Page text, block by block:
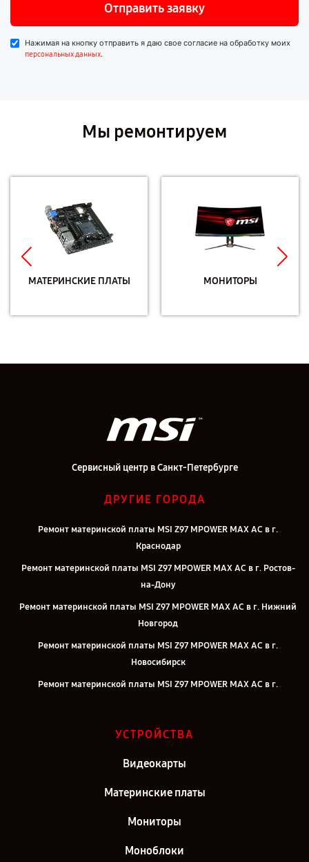
Отправить заявку
Нажимая на кнопку отправить я даю свое согласие на обработку моих
персональных данных.
Мы ремонтируем
МАТЕРИНСКИЕ ПЛАТЫ МОНИТОРЫ
Сервисный центр в Санкт-Петербурге
ДРУГИЕ ГОРОДА
Ремонт материнской платы MSI Z97 MPOWER MAX AC в г.
Краснодар
Ремонт материнской платы MSI Z97 MPOWER MAX AC в г. Ростов-
на-Дону
Ремонт материнской платы MSI Z97 MPOWER MAX AC в г. Нижний
Новгород
Ремонт материнской платы MSI Z97 MPOWER MAX AC в г.
Новосибирск
Ремонт материнской платы MSI Z97 MPOWER MAX AC в г.
Екатеринбург
Ремонт материнской платы MSI Z97 MPOWER MAX AC в г. Казань
УСТРОЙСТВА
Видеокарты
Материнские платы
Мониторы
Моноблоки